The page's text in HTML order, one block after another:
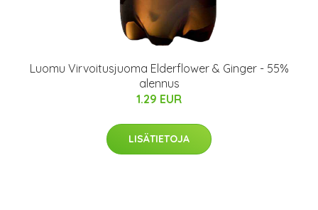
Luomu Virvoitusjuoma Elderflower & Ginger - 55%
alennus
1.29 EUR
LISÄTIETOJA